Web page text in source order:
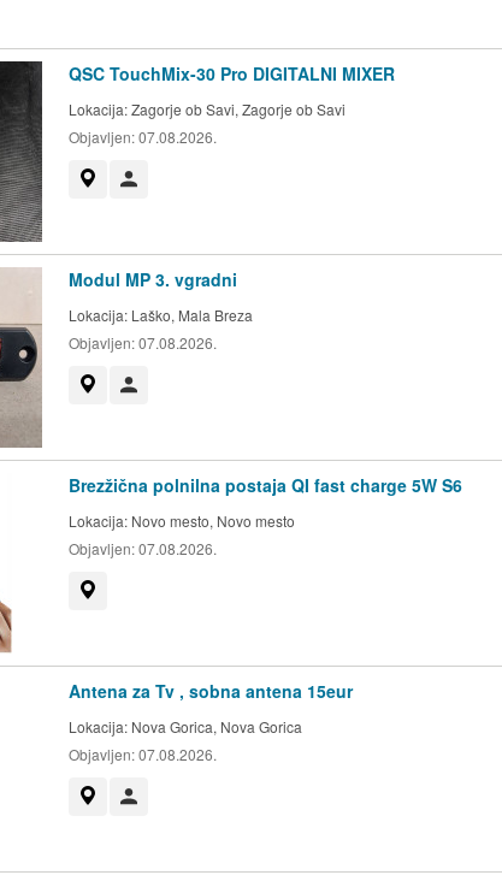
QSC TouchMix-30 Pro DIGITALNI MIXER
Lokacija:Zagorje ob Savi, Zagorje ob Savi
Objavljen:07.08.2026.
Modul MP 3. vgradni
Lokacija: Laško, Mala Breza
Objavljen:07.08.2026.
Brezžična polnilna postaja QI fast charge 5W S6
Lokacija: Novo mesto, Novo mesto
Objavljen:07.08.2026.
Antena za Tv , sobna antena 15eur
Lokacija: Nova Gorica, Nova Gorica
Objavljen:07.08.2026.